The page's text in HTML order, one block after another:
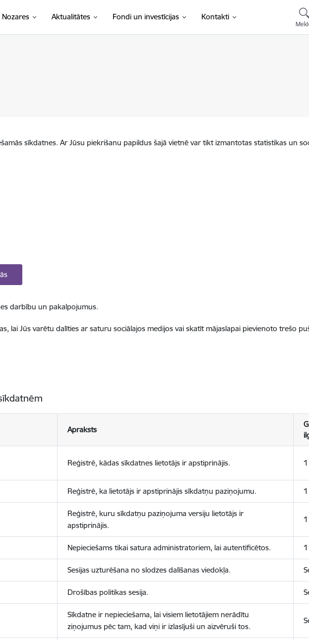
Nozares Aktualitātes Fondi un investīcijas Kontakti
sīkdatnes. Ar Jūsu piekrišanu papildus šajā vietnē var tikt izmantotas statistikas un
darbību un pakalpojumus.
lai Jūs varētu dalīties ar saturu sociālajos medijos vai skatīt mājaslapai pievienoto trešo
Apraksts
Reģistrē, kādas sīkdatnes lietotājs ir apstiprinājis.
Reģistrē, ka lietotājs ir apstiprinājis sīkdatņu paziņojumu.
Reģistrē, kuru sīkdatņu paziņojuma versiju lietotājs ir
apstiprinājis.
Nepieciešams tikai satura administratoriem, lai autentificētos.
Sesijas uzturēšana no slodzes dalīšanas viedokļa.
Drošības politikas sesija.
Sīkdatne ir nepieciešama, lai visiem lietotājiem nerādītu
ziņojumus pēc tam, kad viņi ir izlasījuši un aizvēruši tos.